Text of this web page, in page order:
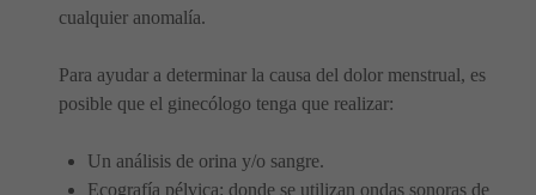
cualquier anomalía.
Para ayudar a determinar la causa del dolor menstrual, es
posible que el ginecólogo tenga que realizar:
Un análisis de orina y/o sangre.
Ecografía pélvica: donde se utilizan ondas sonoras de